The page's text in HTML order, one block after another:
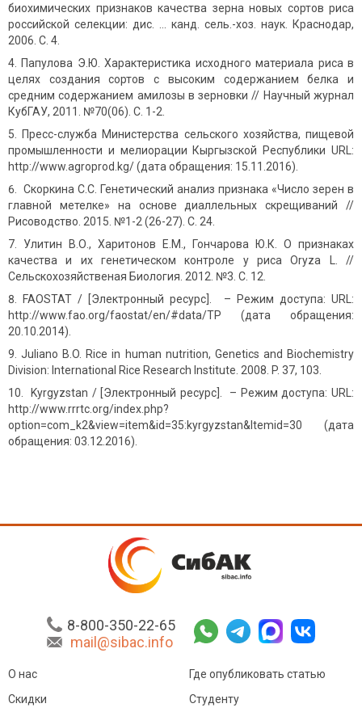
биохимических признаков качества зерна новых сортов риса
российской селекции: дис. … канд. сель.-хоз. наук. Краснодар,
2006. С. 4.
Папулова Э.Ю. Характеристика исходного материала риса в
целях создания сортов с высоким содержанием белка и
средним содержанием амилозы в зерновки // Научный журнал
КубГАУ, 2011. №70(06). С. 1-2.
Пресс-служба Министерства сельского хозяйства, пищевой
промышленности и мелиорации Кыргызской Республики URL:
http://www.agroprod.kg/ (дата обращения: 15.11.2016).
Скоркина С.С. Генетический анализ признака «Число зерен в
главной метелке» на основе диаллельных скрещиваний //
Рисоводство. 2015. №1-2 (26-27). С. 24.
Улитин В.О., Харитонов Е.М., Гончарова Ю.К. О признаках
качества и их генетическом контроле у риса Oryza L. //
Сельскохозяйственая Биология. 2012. №3. С. 12.
FAOSTAT / [Электронный ресурс]. – Режим доступа: URL:
http://www.fao.org/faostat/en/#data/TP (дата обращения:
20.10.2014).
Juliano B.O. Rice in human nutrition, Genetics and Biochemistry
Division: International Rice Research Institute. 2008. P. 37, 103.
Kyrgyzstan / [Электронный ресурс]. – Режим доступа: URL:
http://www.rrrtc.org/index.php?
option=com_k2&view=item&id=35:kyrgyzstan&Itemid=30 (дата
обращения: 03.12.2016).
8-800-350-22-65
mail@sibac.info
О нас
Скидки
Где опубликовать статью
Студенту